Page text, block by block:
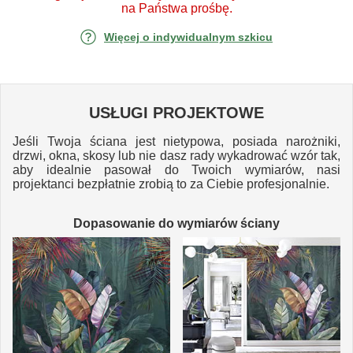
na Państwa prośbę.
Więcej o indywidualnym szkicu
USŁUGI PROJEKTOWE
Jeśli Twoja ściana jest nietypowa, posiada narożniki,
drzwi, okna, skosy lub nie dasz rady wykadrować wzór tak,
aby idealnie pasował do Twoich wymiarów, nasi
projektanci bezpłatnie zrobią to za Ciebie profesjonalnie.
Dopasowanie do wymiarów ściany